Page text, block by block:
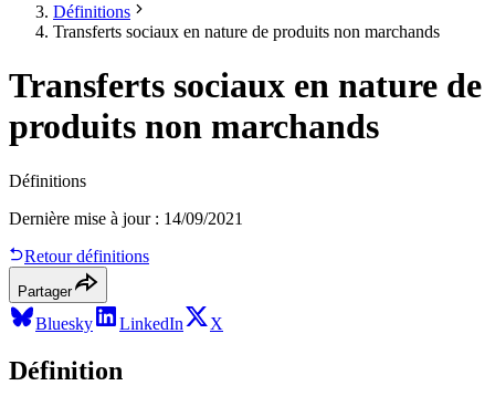
Définitions
Transferts sociaux en nature de produits non marchands
Transferts sociaux en nature de
produits non marchands
Définitions
Dernière mise à jour: 14/09/2021
Retour définitions
Partager
Bluesky LinkedIn X
Définition